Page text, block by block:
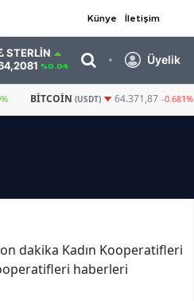
Künye İletişim
STERLIN
%0.04 Üyelik
BITCOIN (USDT) 64.371,87 -0.681%
dakika Kadın Kooperatifleri
haberleri